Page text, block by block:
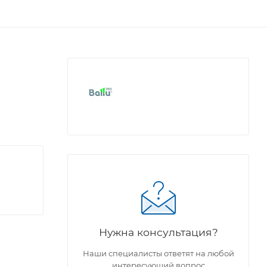
Нужна консультация?
Наши специалисты ответят на любой